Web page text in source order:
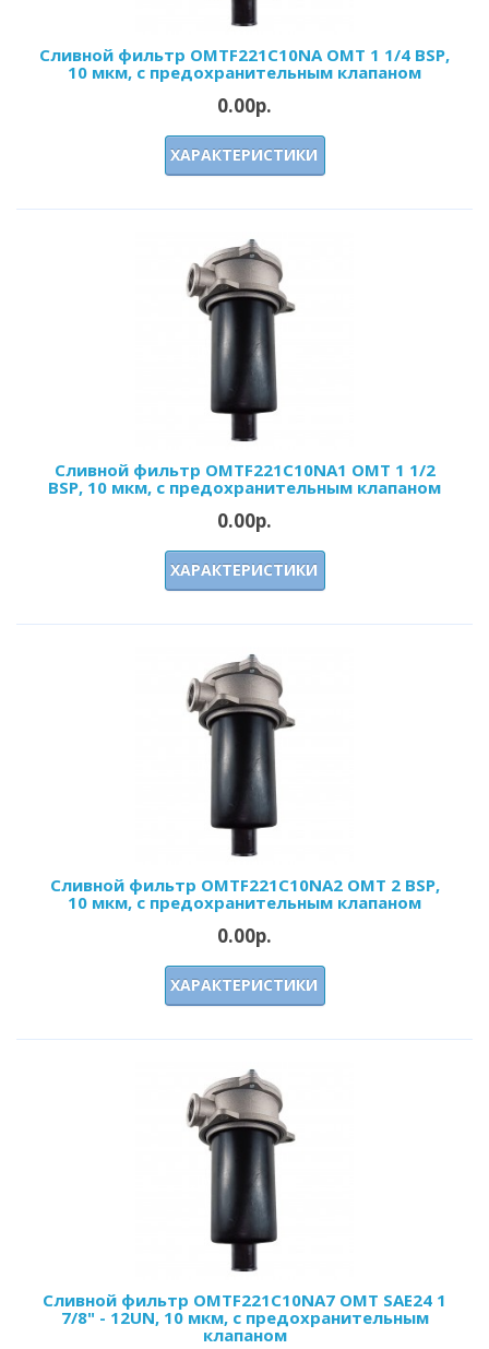
Сливной фильтр OMTF221С10NA OMT 1 1/4 BSP,
10 мкм, с предохранительным клапаном
0.00р.
ХАРАКТЕРИСТИКИ
Сливной фильтр OMTF221С10NA1 OMT 1 1/2
BSP, 10 мкм, с предохранительным клапаном
0.00р.
ХАРАКТЕРИСТИКИ
Сливной фильтр OMTF221С10NA2 OMT 2 BSP,
10 мкм, с предохранительным клапаном
0.00р.
ХАРАКТЕРИСТИКИ
Сливной фильтр OMTF221С10NA7 OMT SAE24 1
7/8" - 12UN, 10 мкм, с предохранительным
клапаном